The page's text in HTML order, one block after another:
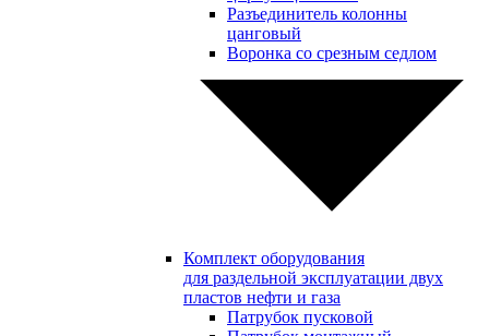
Разъединитель колонны
цанговый
Воронка со срезным седлом
Комплект оборудования
для раздельной эксплуатации двух
пластов нефти и газа
Патрубок пусковой